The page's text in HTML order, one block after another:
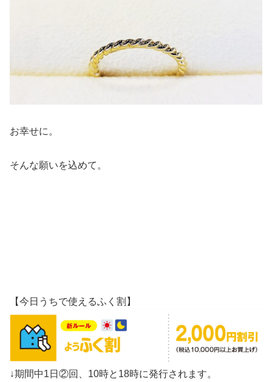
お幸せに。
そんな願いを込めて。
【今日うちで使えるふく割】
↓期間中1日②回、10時と18時に発行されます。